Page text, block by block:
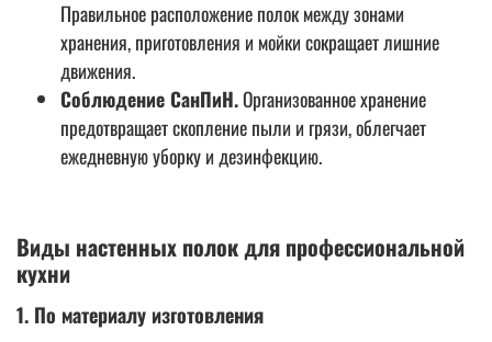
Правильное расположение полок между зонами
хранения, приготовления и мойки сокращает лишние
движения.
Соблюдение СанПиН.Организованное хранение
предотвращает скопление пыли и грязи, облегчает
ежедневную уборку и дезинфекцию.
Виды настенных полок для профессиональной
кухни
1. По материалу изготовления